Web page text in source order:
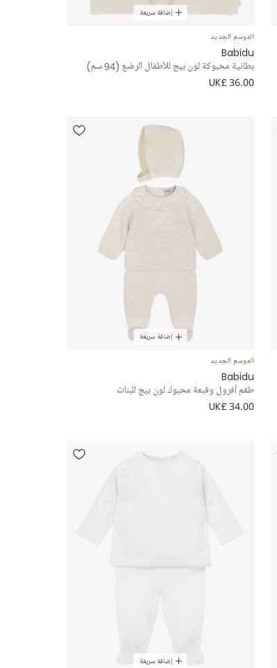
إضافة سريعة
الموسم الجديد
Babidu
بطانية محبوكة لون بيج للأطفال الرضع (94 سم)
UK£ 36.00
إضافة سريعة
الموسم الجديد
Babidu
طقم أفرول وقبعة محبوك لون بيج للبنات
UK£ 34.00
إضافة سريعة